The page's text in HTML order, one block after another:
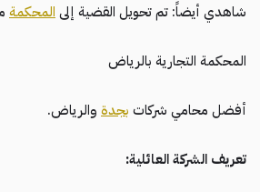
شاهدي أيضاً: تم تحويل القضية إلى المحكمة
المحكمة التجارية بالرياض
أفضل محامي شركات بجدة والرياض.
تعريف الشركة العائلية: